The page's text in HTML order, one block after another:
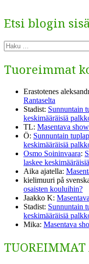
Etsi blogin
Etsi:
Tuoreimmat
Erastotenes
Rantaselta
Stadist: Sunnuntain
keskimääräisiä
TL: Masentava
Ö: Sunnuntain
keskimääräisiä
Osmo Soininvaara:
laskee
Aika ajatella:
kielimuuri på
osaisten kouluihin?
Jaakko K:
Stadist: Sunnuntain
keskimääräisiä
Mika: Masentava